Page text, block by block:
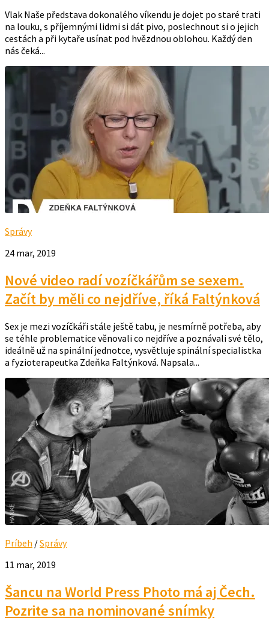
Vlak Naše představa dokonalého víkendu je dojet po staré trati
na louku, s příjemnými lidmi si dát pivo, poslechnout si o jejich
cestách a při kytaře usínat pod hvězdnou oblohou. Každý den
nás čeká...
Správy
24 mar, 2019
Nové video radí vozíčkářům se sexem.
Začít by měli co nejdříve, říká Faltýnková
Sex je mezi vozíčkáři stále ještě tabu, je nesmírně potřeba, aby
se téhle problematice věnovali co nejdříve a poznávali své tělo,
ideálně už na spinální jednotce, vysvětluje spinální specialistka
a fyzioterapeutka Zdeňka Faltýnková. Napsala...
Príbeh /Správy
11 mar, 2019
Šancu na World Press Photo má aj Čech.
Pozrite sa na nominované snímky